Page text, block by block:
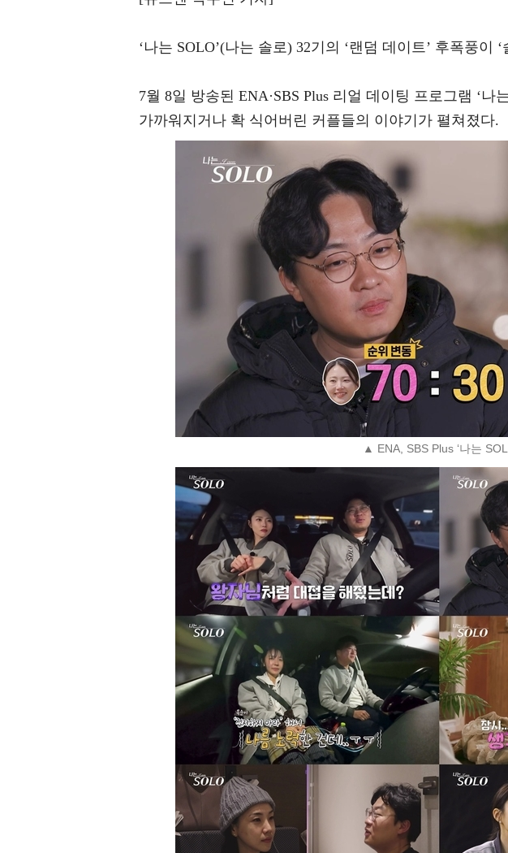
‘나는 SOLO’(나는 솔로) 32기의 ‘랜덤 데이트’ 후폭풍이
7월 8일 방송된 ENA·SBS Plus 리얼 데이팅 프로그램 ‘나
가까워지거나 확 식어버린 커플들의 이야기가 펼쳐졌다.
▲ ENA, SBS Plus ‘나는